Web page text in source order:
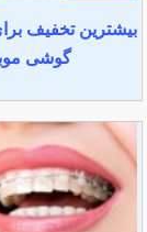
بیشترین تخفیف
گوشی